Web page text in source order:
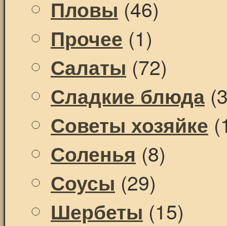
Пловы (46)
Прочее (1)
Салаты (72)
Сладкие блюда
Советы хозяйке
Соленья (8)
Соусы (29)
Шербеты (15)